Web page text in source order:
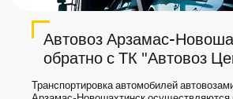
Автовоз Арзамас-
обратно с ТК "Автовоз
Транспортировка автомобилей